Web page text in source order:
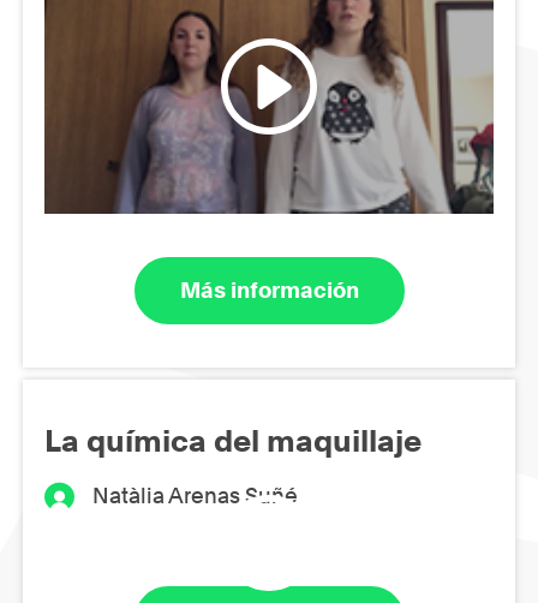
Más información
La química del maquillaje
Natàlia Arenas Suñé